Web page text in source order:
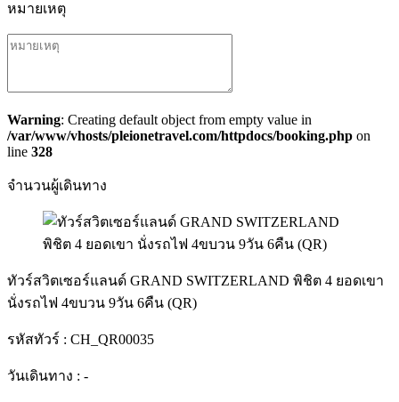
หมายเหตุ
Warning: Creating default object from empty value in
/var/www/vhosts/pleionetravel.com/httpdocs/booking.php on
line 328
จำนวนผู้เดินทาง
ทัวร์สวิตเซอร์แลนด์ GRAND SWITZERLAND พิชิต 4 ยอดเขา
นั่งรถไฟ 4ขบวน 9วัน 6คืน (QR)
รหัสทัวร์ : CH_QR00035
วันเดินทาง : -